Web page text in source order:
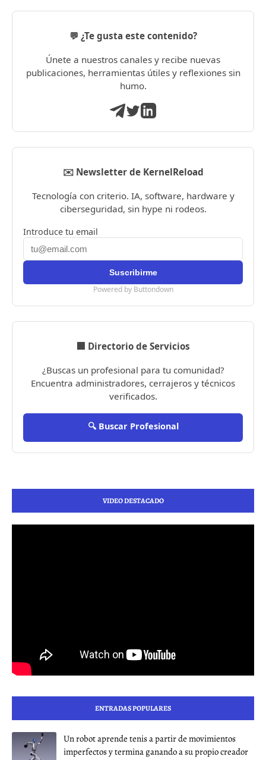
💬 ¿Te gusta este contenido?
Únete a nuestros canales y recibe nuevas
publicaciones, herramientas útiles y reflexiones sin
humo.
✉️ Newsletter de KernelReload
Tecnología con criterio. IA, software, hardware y
ciberseguridad, sin hype ni rodeos.
Introduce tu email
Powered by Buttondown
🏢 Directorio de Servicios
¿Buscas un profesional para tu comunidad?
Encuentra administradores, cerrajeros y técnicos
verificados.
🔍 Buscar Profesional
VIDEO DESTACADO
ENTRADAS POPULARES
Un robot aprende tenis a partir de movimientos
imperfectos y termina ganando a su propio creador